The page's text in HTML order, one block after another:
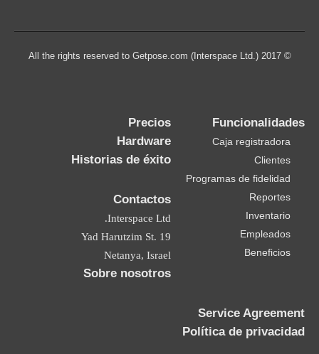
© 2017 All the rights reserved to Getpose.com (Interspace Ltd.)
Funcionalidades
Caja registradora
Clientes
Programas de fidelidad
Reportes
Inventario
Empleados
Beneficios
Precios
Hardware
Historias de éxito
Contactos
Interspace Ltd.
19 Yad Harutzim St.
Netanya, Israel
Sobre nosotros
Service Agreement
Política de privacidad